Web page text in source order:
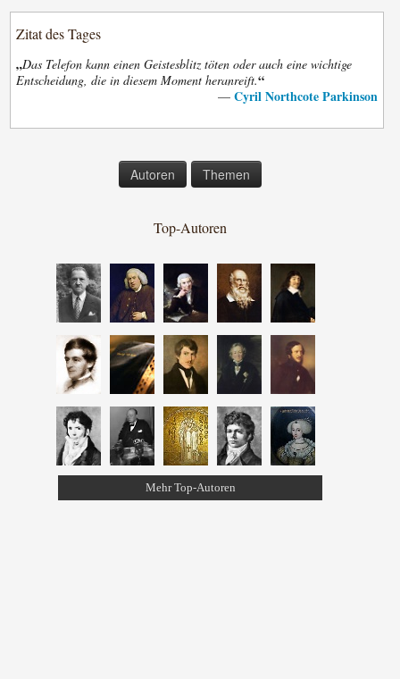
Zitat des Tages
„Das Telefon kann einen Geistesblitz töten oder auch eine wichtige
Entscheidung, die in diesem Moment heranreift.“
— Cyril Northcote Parkinson
Autoren Themen
Top-Autoren
Mehr Top-Autoren